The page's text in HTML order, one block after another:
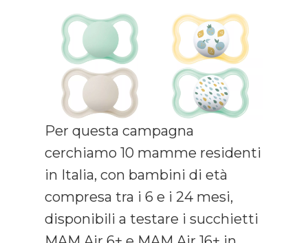
Per questa campagna
cerchiamo 10 mamme residenti
in Italia, con bambini di età
compresa tra i 6 e i 24 mesi,
disponibili a testare i succhietti